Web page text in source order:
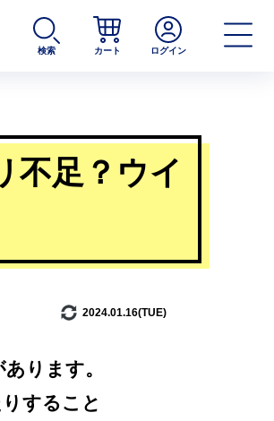
検索 カート ログイン
不足？ウイ
2024.01.16(TUE)
ります。
すること